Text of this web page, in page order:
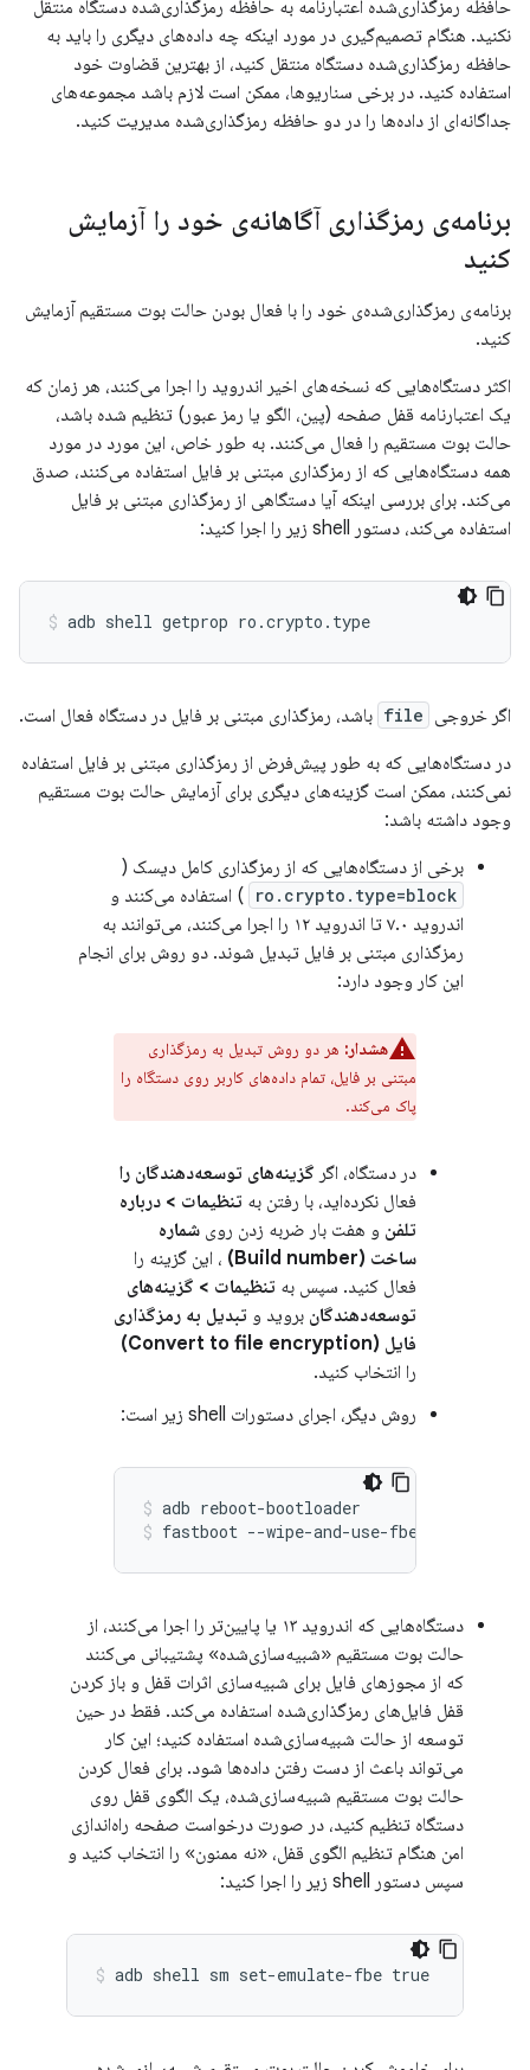
حافظه رمزگذاری‌شده اعتبارنامه به حافظه رمزگذاری‌شده دستگاه منتقل
نکنید. هنگام تصمیم‌گیری در مورد اینکه چه داده‌های دیگری را باید به
حافظه رمزگذاری‌شده دستگاه منتقل کنید، از بهترین قضاوت خود
استفاده کنید. در برخی سناریوها، ممکن است لازم باشد مجموعه‌های
جداگانه‌ای از داده‌ها را در دو حافظه رمزگذاری‌شده مدیریت کنید.
برنامه‌ی رمزگذاری آگاهانه‌ی خود را آزمایش
کنید
برنامه‌ی رمزگذاری‌شده‌ی خود را با فعال بودن حالت بوت مستقیم آزمایش
کنید.
اکثر دستگاه‌هایی که نسخه‌های اخیر اندروید را اجرا می‌کنند، هر زمان که
یک اعتبارنامه قفل صفحه (پین، الگو یا رمز عبور) تنظیم شده باشد،
حالت بوت مستقیم را فعال می‌کنند. به طور خاص، این مورد در مورد
همه دستگاه‌هایی که از رمزگذاری مبتنی بر فایل استفاده می‌کنند، صدق
می‌کند. برای بررسی اینکه آیا دستگاهی از رمزگذاری مبتنی بر فایل
استفاده می‌کند، دستور shell زیر را اجرا کنید:
اگر خروجی file باشد، رمزگذاری مبتنی بر فایل در دستگاه فعال است.
در دستگاه‌هایی که به طور پیش‌فرض از رمزگذاری مبتنی بر فایل استفاده
نمی‌کنند، ممکن است گزینه‌های دیگری برای آزمایش حالت بوت مستقیم
وجود داشته باشد:
برخی از دستگاه‌هایی که از رمزگذاری کامل دیسک (
ro.crypto.type=block
) استفاده می‌کنند و
اندروید ۷.۰ تا اندروید ۱۲ را اجرا می‌کنند، می‌توانند به
رمزگذاری مبتنی بر فایل تبدیل شوند. دو روش برای انجام
این کار وجود دارد:
هشدار: هر دو روش تبدیل به رمزگذاری
مبتنی بر فایل، تمام داده‌های کاربر روی دستگاه را
پاک می‌کند.
در دستگاه، اگر گزینه‌های توسعه‌دهندگان را
فعال نکرده‌اید، با رفتن به تنظیمات > درباره
تلفن و هفت بار ضربه زدن روی شماره
ساخت (Build number)
، این گزینه را
فعال کنید. سپس به تنظیمات > گزینه‌های
توسعه‌دهندگان بروید و تبدیل به رمزگذاری
فایل (Convert to file encryption)
را انتخاب کنید.
روش دیگر، اجرای دستورات shell زیر است:
adb reboot-bootloader
fastboot --wipe-and-use-fbe
دستگاه‌هایی که اندروید ۱۳ یا پایین‌تر را اجرا می‌کنند، از
حالت بوت مستقیم «شبیه‌سازی‌شده» پشتیبانی می‌کنند
که از مجوزهای فایل برای شبیه‌سازی اثرات قفل و باز کردن
قفل فایل‌های رمزگذاری‌شده استفاده می‌کند. فقط در حین
توسعه از حالت شبیه‌سازی‌شده استفاده کنید؛ این کار
می‌تواند باعث از دست رفتن داده‌ها شود. برای فعال کردن
حالت بوت مستقیم شبیه‌سازی‌شده، یک الگوی قفل روی
دستگاه تنظیم کنید، در صورت درخواست صفحه راه‌اندازی
امن هنگام تنظیم الگوی قفل، «نه ممنون» را انتخاب کنید و
سپس دستور shell زیر را اجرا کنید: